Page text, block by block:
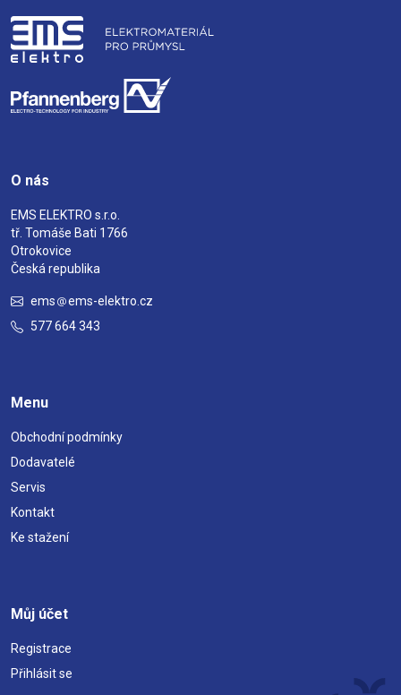
O nás
EMS ELEKTRO s.r.o.
tř. Tomáše Bati 1766
Otrokovice
Česká republika
ems
ems-elektro.cz
577 664 343
Menu
Obchodní podmínky
Dodavatelé
Servis
Kontakt
Ke stažení
Můj účet
Registrace
Přihlásit se